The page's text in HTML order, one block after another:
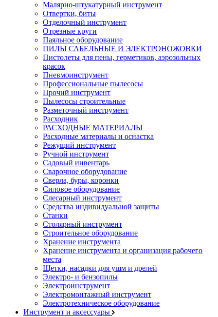
Малярно-штукатурный инструмент
Отвертки, биты
Отделочный инструмент
Отрезные круги
Паяльное оборудование
ПИЛЫ САБЕЛЬНЫЕ И ЭЛЕКТРОНОЖОВКИ
Пистолеты для пены, герметиков, аэрозольных
красок
Пневмоинструмент
Профессиональные пылесосы
Прочий инструмент
Пылесосы строительные
Разметочный инструмент
Расходник
РАСХОДНЫЕ МАТЕРИАЛЫ
Расходные материалы и оснастка
Режущий инструмент
Ручной инструмент
Садовый инвентарь
Сварочное оборудование
Сверла, буры, коронки
Силовое оборудование
Слесарный инструмент
Средства индивидуальной защиты
Станки
Столярный инструмент
Строительное оборудование
Хранение инструмента
Хранение инструмента и организация рабочего
места
Щетки, насадки для ушм и дрелей
Электро- и бензопилы
Электроинструмент
Электромонтажный инструмент
Электротехническое оборудование
Инструмент и аксессуары